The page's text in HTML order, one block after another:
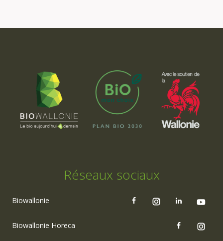
Réseaux sociaux
Biowallonie
Biowallonie Horeca